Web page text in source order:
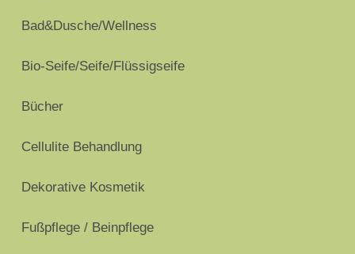
Bad&Dusche/Wellness
Bio-Seife/Seife/Flüssigseife
Bücher
Cellulite Behandlung
Dekorative Kosmetik
Fußpflege / Beinpflege